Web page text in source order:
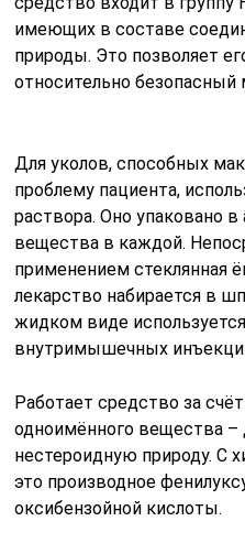
имеющих в составе
природы. Это позволяет
относительно безопасный
Для уколов, способных
проблему пациента,
раствора. Оно упаковано
вещества в каждой.
применением стеклянная
лекарство набирается в
жидком виде
внутримышечных
Работает средство за
одноимённого вещества
нестероидную природу. С
это производное
оксибензойной кислоты.